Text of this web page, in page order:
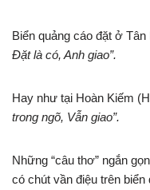
Biển quảng cáo đặt ở Tân
Đặt là có, Anh giao”.
Hay như tại Hoàn Kiếm
trong ngõ, Vẫn giao”.
Những “câu thơ” ngắn
có chút vần điệu trên